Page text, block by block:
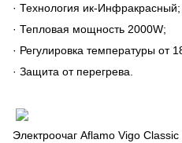
· Технология ик-Инфракрасный;
· Тепловая мощность 2000W;
· Регулировка температуры от
· Защита от перегрева.
Электроочаг Aflamo Vigo